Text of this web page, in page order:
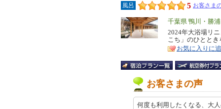
風呂 5 お客さま
エ
リ
ア
千葉県 鴨川・勝
特
徴
2024年大浴場リ
こち」のひとと
お気に入りに
お客さまの声
何度も利用したくなる、大